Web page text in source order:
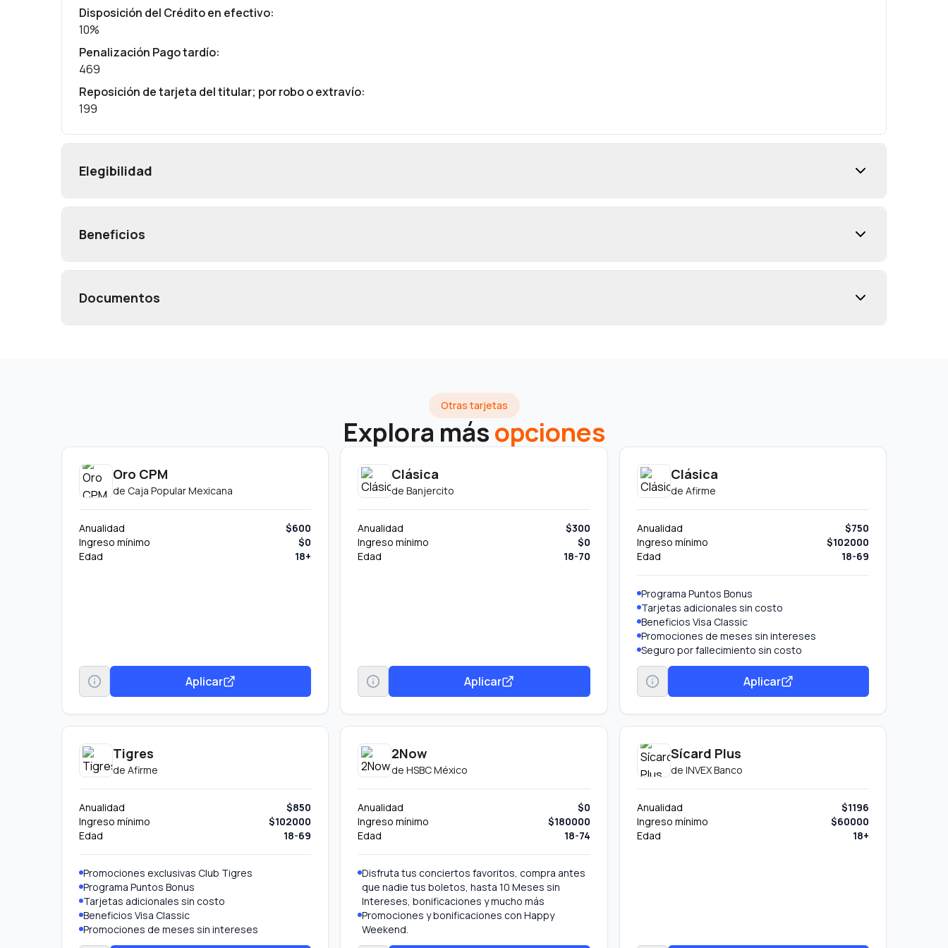
Disposición del Crédito en efectivo:
10%
Penalización Pago tardío:
469
Reposición de tarjeta del titular; por robo o extravío:
199
Elegibilidad
Beneficios
Documentos
Otras tarjetas
Explora másopciones
Oro CPM
de Caja Popular Mexicana
Anualidad
$600
Ingreso mínimo
$0
Edad
18+
Aplicar
Clásica
de Banjercito
Anualidad
$300
Ingreso mínimo
$0
Edad
18-70
Aplicar
Clásica
de Afirme
Anualidad
$750
Ingreso mínimo
$102000
Edad
18-69
Programa Puntos Bonus
Tarjetas adicionales sin costo
Beneficios Visa Classic
Promociones de meses sin intereses
Seguro por fallecimiento sin costo
Aplicar
Tigres
de Afirme
Anualidad
$850
Ingreso mínimo
$102000
Edad
18-69
Promociones exclusivas Club Tigres
Programa Puntos Bonus
Tarjetas adicionales sin costo
Beneficios Visa Classic
Promociones de meses sin intereses
2Now
de HSBC México
Anualidad
$0
Ingreso mínimo
$180000
Edad
18-74
Disfruta tus conciertos favoritos, compra antes
que nadie tus boletos, hasta 10 Meses sin
Intereses, bonificaciones y mucho más
Promociones y bonificaciones con Happy
Weekend.
Con el beneficio Mujeres al mundo, por ser
Sícard Plus
de INVEX Banco
Anualidad
$1196
Ingreso mínimo
$60000
Edad
18+